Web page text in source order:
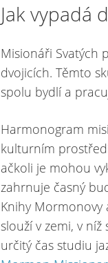
Jak vypadá
Misionáři Svatých
dvojicích. Těmto
spolu bydlí a
Harmonogram
kulturním
ačkoli je mohou
zahrnuje časný
Knihy Mormonovy
slouží v zemi, v
určitý čas studiu